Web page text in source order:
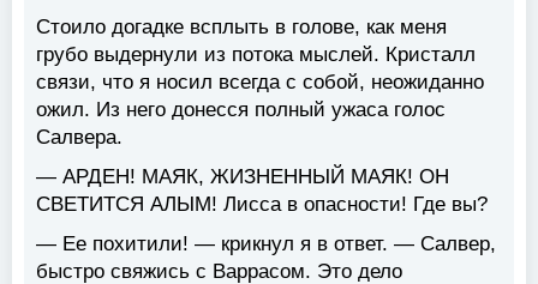
Стоило догадке всплыть в голове, как меня
грубо выдернули из потока мыслей. Кристалл
связи, что я носил всегда с собой, неожиданно
ожил. Из него донесся полный ужаса голос
Салвера.
— АРДЕН! МАЯК, ЖИЗНЕННЫЙ МАЯК! ОН
СВЕТИТСЯ АЛЫМ! Лисса в опасности! Где вы?
— Ее похитили! — крикнул я в ответ. — Салвер,
быстро свяжись с Варрасом. Это дело